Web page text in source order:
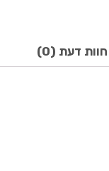
חוות דעת (0)